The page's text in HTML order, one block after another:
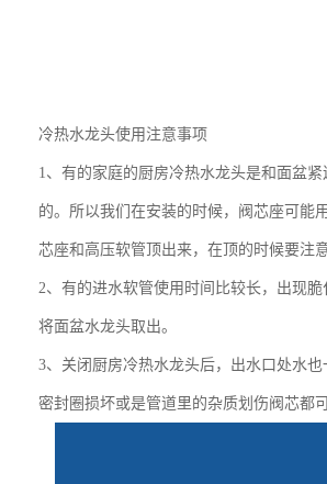
冷热水龙头使用注意事项
1、有的家庭的厨房冷热水龙头是和面盆
的。所以我们在安装的时候，阀芯座可能
芯座和高压软管顶出来，在顶的时候要注
2、有的进水软管使用时间比较长，出现
将面盆水龙头取出。
3、关闭厨房冷热水龙头后，出水口处水
密封圈损坏或是管道里的杂质划伤阀芯都